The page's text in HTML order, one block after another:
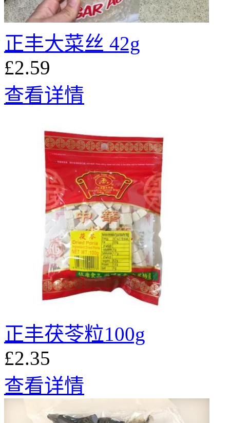
正丰大菜丝 42g
£2.59
查看详情
正丰茯苓粒100g
£2.35
查看详情